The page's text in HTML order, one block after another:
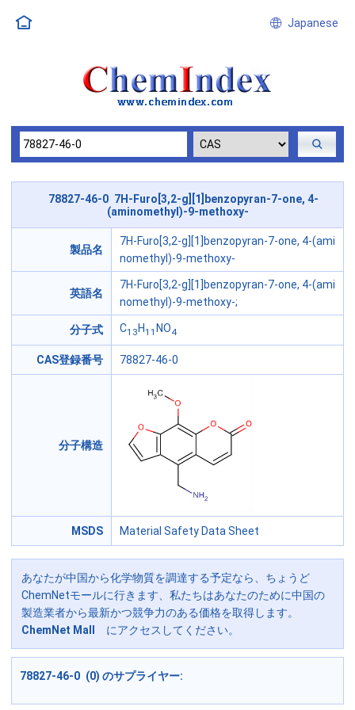
Japanese
78827-46-0 7H-Furo[3,2-g][1]benzopyran-7-one, 4-
(aminomethyl)-9-methoxy-
製品名
7H-Furo[3,2-g][1]benzopyran-7-one, 4-(ami
nomethyl)-9-methoxy-
英語名
7H-Furo[3,2-g][1]benzopyran-7-one, 4-(ami
nomethyl)-9-methoxy-;
分子式 C13 H11 NO4
CAS登録番号 78827-46-0
分子構造
MSDS Material Safety Data Sheet
あなたが中国から化学物質を調達する予定なら、ちょうど
ChemNetモールに行きます、私たちはあなたのために中国の
製造業者から最新かつ競争力のある価格を取得します。
ChemNet Mall
にアクセスしてください。
78827-46-0 (0) のサプライヤー: